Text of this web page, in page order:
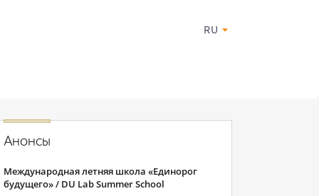
RU
Анонсы
Международная летняя школа «Единорог
будущего» / DU Lab Summer School